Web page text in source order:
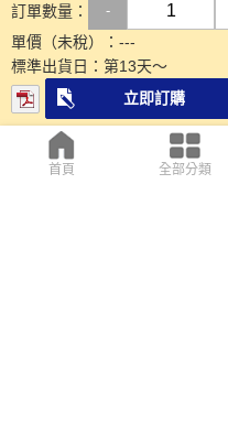
訂單數量： -
單價（未稅）： ---
標準出貨日： 第13天～
立即訂購
首頁 全部分類